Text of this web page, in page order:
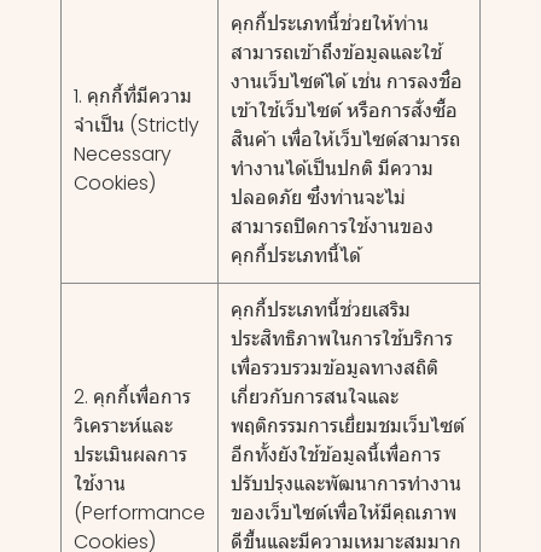
1. คุกกี้ที่มีความ
จำเป็น (Strictly
Necessary
Cookies)
คุกกี้ประเภทนี้ช่วยให้ท่าน
สามารถเข้าถึงข้อมูลและใช้
งานเว็บไซต์ได้ เช่น การลงชื่อ
เข้าใช้เว็บไซต์ หรือการสั่งซื้อ
สินค้า เพื่อให้เว็บไซต์สามารถ
ทำงานได้เป็นปกติ มีความ
ปลอดภัย ซึ่งท่านจะไม่
สามารถปิดการใช้งานของ
คุกกี้ประเภทนี้ได้
2. คุกกี้เพื่อการ
วิเคราะห์และ
ประเมินผลการ
ใช้งาน
(Performance
Cookies)
คุกกี้ประเภทนี้ช่วยเสริม
ประสิทธิภาพในการใช้บริการ
เพื่อรวบรวมข้อมูลทางสถิติ
เกี่ยวกับการสนใจและ
พฤติกรรมการเยี่ยมชมเว็บไซต์
อีกทั้งยังใช้ข้อมูลนี้เพื่อการ
ปรับปรุงและพัฒนาการทำงาน
ของเว็บไซต์เพื่อให้มีคุณภาพ
ดีขึ้นและมีความเหมาะสมมาก